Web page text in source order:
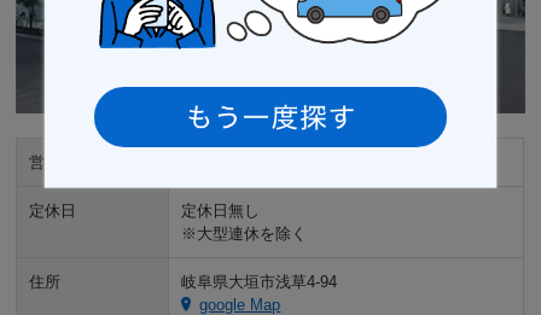
営業時間
定休日
定休日無し
※大型連休を除く
住所
岐阜県大垣市浅草4-94
google Map